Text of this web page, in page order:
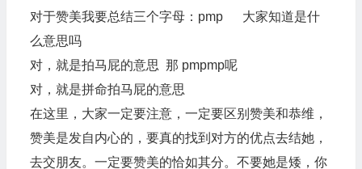
对于赞美我要总结三个字母：pmp 大家知道是什
么意思吗
对，就是拍马屁的意思 那 pmpmp呢
对，就是拼命拍马屁的意思
在这里，大家一定要注意，一定要区别赞美和恭维，
赞美是发自内心的，要真的找到对方的优点去结她，
去交朋友。一定要赞美的恰如其分。不要她是矮，你